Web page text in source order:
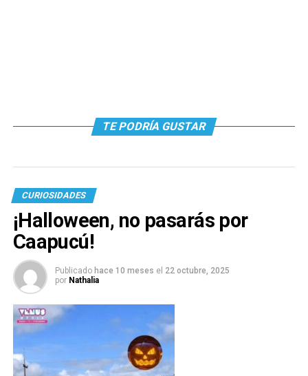
TE PODRÍA GUSTAR
CURIOSIDADES
¡Halloween, no pasarás por
Caapucú!
Publicado hace 10 meses el 22 octubre, 2025
por Nathalia